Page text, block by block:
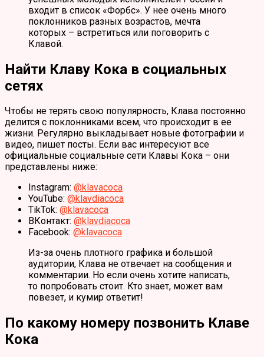
входит в список «Форбс». У нее очень много
поклонников разных возрастов, мечта
которых – встретиться или поговорить с
Клавой.
Найти Клаву Кока в социальных
сетях
Чтобы не терять свою популярность, Клава постоянно
делится с поклонниками всем, что происходит в ее
жизни. Регулярно выкладывает новые фотографии и
видео, пишет посты. Если вас интересуют все
официальные социальные сети Клавы Кока – они
представлены ниже:
Instagram: @klavacoca
YouTube: @klavdiacoca
TikTok: @klavacoca
ВКонтакт: @klavdiacoca
Facebook: @klavacoca
Из-за очень плотного графика и большой
аудитории, Клава не отвечает на сообщения и
комментарии. Но если очень хотите написать,
то попробовать стоит. Кто знает, может вам
повезет, и кумир ответит!
По какому номеру позвонить Клаве
Кока